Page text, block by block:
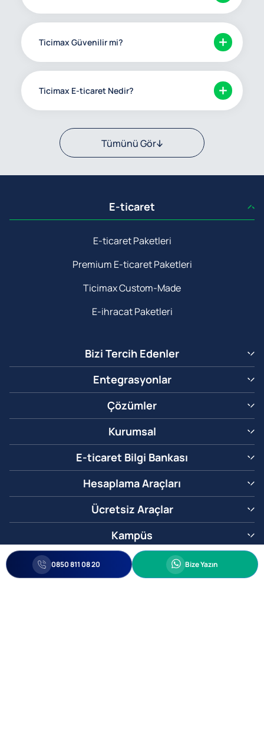
Ticimax Güvenilir mi?
Ticimax E-ticaret Nedir?
Tümünü Gör
E-ticaret
E-ticaret Paketleri
Premium E-ticaret Paketleri
Ticimax Custom-Made
E-ihracat Paketleri
Bizi Tercih Edenler
Entegrasyonlar
Çözümler
Kurumsal
E-ticaret Bilgi Bankası
Hesaplama Araçları
Ücretsiz Araçlar
Kampüs
0850 811 08 20 Whatsapp
Bize Yazın
0850 811 08 20